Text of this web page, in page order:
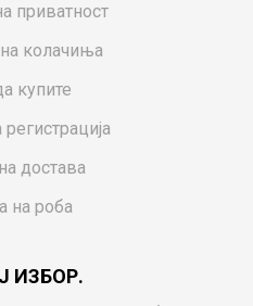
приватност
колачиња
купите
регистрација
достава
на роба
ИЗБОР.